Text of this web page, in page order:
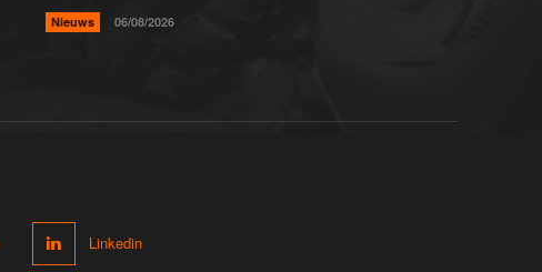
Nieuws 06/08/2026
Linkedin